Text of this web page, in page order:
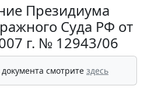
Президиума
Суда РФ от
г. № 12943/06
смотрите здесь